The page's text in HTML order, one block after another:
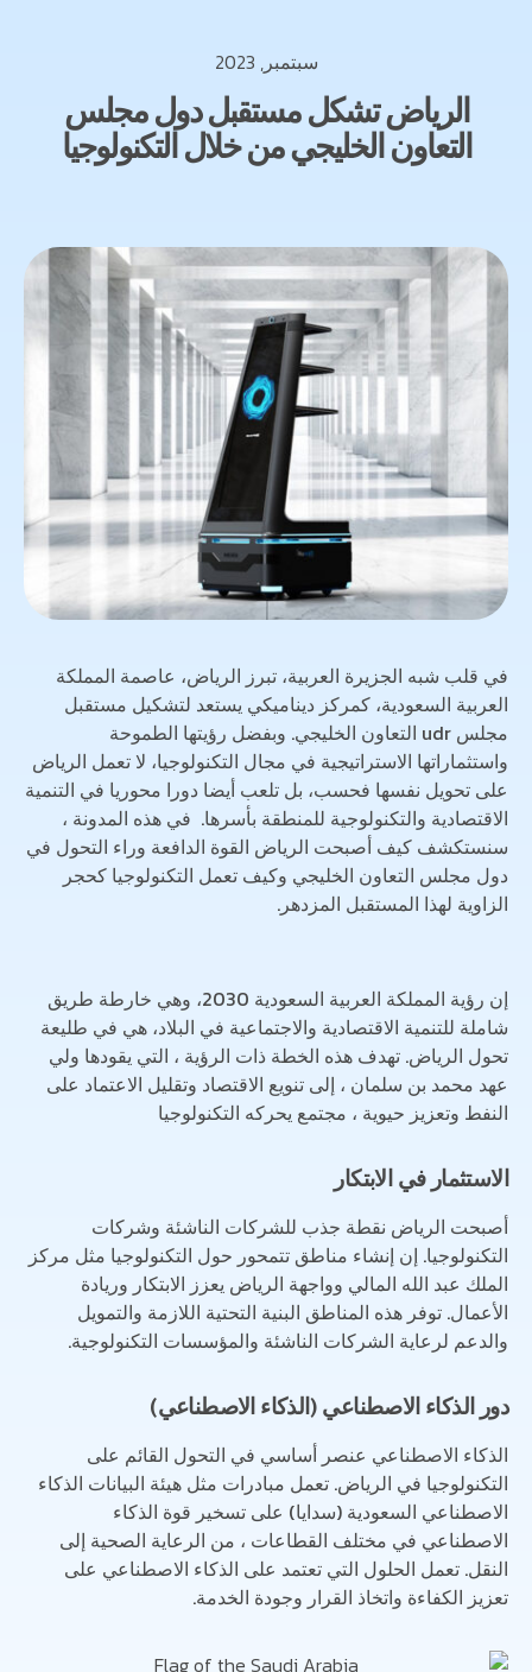
سبتمبر, 2023
الرياض تشكل مستقبل دول مجلس
التعاون الخليجي من خلال التكنولوجيا
في قلب شبه الجزيرة العربية، تبرز الرياض، عاصمة المملكة
العربية السعودية، كمركز ديناميكي يستعد لتشكيل مستقبل
مجلس udr التعاون الخليجي. وبفضل رؤيتها الطموحة
واستثماراتها الاستراتيجية في مجال التكنولوجيا، لا تعمل الرياض
على تحويل نفسها فحسب، بل تلعب أيضا دورا محوريا في التنمية
الاقتصادية والتكنولوجية للمنطقة بأسرها. في هذه المدونة ،
سنستكشف كيف أصبحت الرياض القوة الدافعة وراء التحول في
دول مجلس التعاون الخليجي وكيف تعمل التكنولوجيا كحجر
الزاوية لهذا المستقبل المزدهر.
إن رؤية المملكة العربية السعودية 2030، وهي خارطة طريق
شاملة للتنمية الاقتصادية والاجتماعية في البلاد، هي في طليعة
تحول الرياض. تهدف هذه الخطة ذات الرؤية ، التي يقودها ولي
عهد محمد بن سلمان ، إلى تنويع الاقتصاد وتقليل الاعتماد على
النفط وتعزيز حيوية ، مجتمع يحركه التكنولوجيا
الاستثمار في الابتكار
أصبحت الرياض نقطة جذب للشركات الناشئة وشركات
التكنولوجيا. إن إنشاء مناطق تتمحور حول التكنولوجيا مثل مركز
الملك عبد الله المالي وواجهة الرياض يعزز الابتكار وريادة
الأعمال. توفر هذه المناطق البنية التحتية اللازمة والتمويل
والدعم لرعاية الشركات الناشئة والمؤسسات التكنولوجية.
دور الذكاء الاصطناعي (الذكاء الاصطناعي)
الذكاء الاصطناعي عنصر أساسي في التحول القائم على
التكنولوجيا في الرياض. تعمل مبادرات مثل هيئة البيانات الذكاء
الاصطناعي السعودية (سدايا) على تسخير قوة الذكاء
الاصطناعي في مختلف القطاعات ، من الرعاية الصحية إلى
النقل. تعمل الحلول التي تعتمد على الذكاء الاصطناعي على
تعزيز الكفاءة واتخاذ القرار وجودة الخدمة.